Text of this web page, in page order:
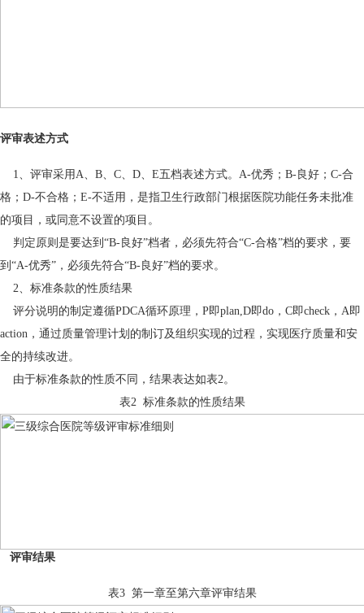
评审表述方式
1、评审采用A、B、C、D、E五档表述方式。A-优秀；B-良好；C-合
格；D-不合格；E-不适用，是指卫生行政部门根据医院功能任务未批准
的项目，或同意不设置的项目。
判定原则是要达到“B-良好”档者，必须先符合“C-合格”档的要求，要
到“A-优秀”，必须先符合“B-良好”档的要求。
2、标准条款的性质结果
评分说明的制定遵循PDCA循环原理，P即plan,D即do，C即check，A即
action，通过质量管理计划的制订及组织实现的过程，实现医疗质量和安
全的持续改进。
由于标准条款的性质不同，结果表达如表2。
表2 标准条款的性质结果
评审结果
表3 第一章至第六章评审结果